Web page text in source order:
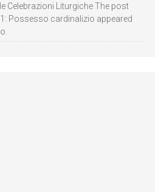
Celebrazioni Liturgiche The post
Possesso cardinalizio appeared